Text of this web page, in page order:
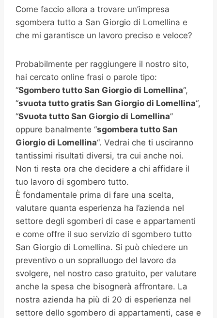
Come faccio allora a trovare un’impresa
sgombera tutto a San Giorgio di Lomellina e
che mi garantisce un lavoro preciso e veloce?
Probabilmente per raggiungere il nostro sito,
hai cercato online frasi o parole tipo:
“Sgombero tutto San Giorgio di Lomellina“,
“svuota tutto gratis San Giorgio di Lomellina“,
“Svuota tutto San Giorgio di Lomellina”
oppure banalmente “sgombera tutto San
Giorgio di Lomellina“. Vedrai che ti usciranno
tantissimi risultati diversi, tra cui anche noi.
Non ti resta ora che decidere a chi affidare il
tuo lavoro di sgombero tutto.
È fondamentale prima di fare una scelta,
valutare quanta esperienza ha l’azienda nel
settore degli sgomberi di case e appartamenti
e come offre il suo servizio di sgombero tutto
San Giorgio di Lomellina. Si può chiedere un
preventivo o un sopralluogo del lavoro da
svolgere, nel nostro caso gratuito, per valutare
anche la spesa che bisognerà affrontare. La
nostra azienda ha più di 20 di esperienza nel
settore dello sgombero di appartamenti, case e